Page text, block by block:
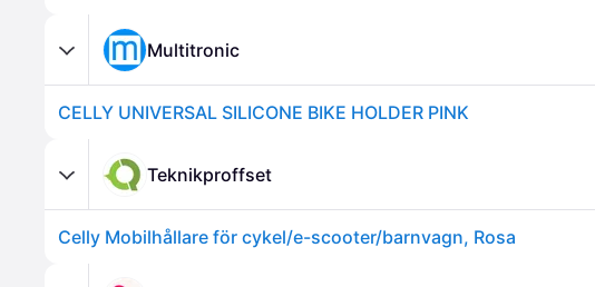
Multitronic
CELLY UNIVERSAL SILICONE BIKE HOLDER PINK
Teknikproffset
Celly Mobilhållare för cykel/e-scooter/barnvagn, Rosa